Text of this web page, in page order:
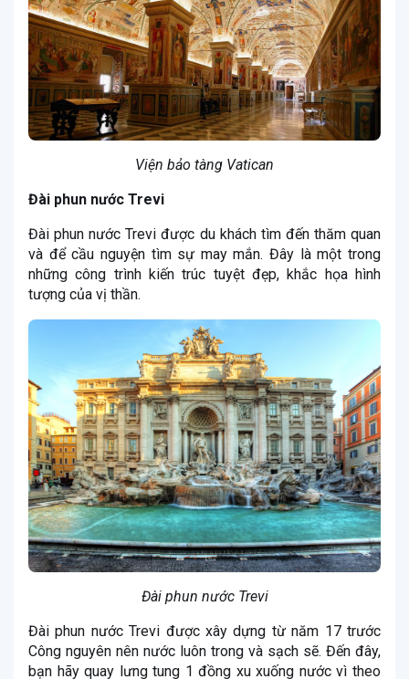
Viện bảo tàng Vatican
Đài phun nước Trevi
Đài phun nước Trevi được du khách tìm đến thăm quan
và để cầu nguyện tìm sự may mắn. Đây là một trong
những công trình kiến trúc tuyệt đẹp, khắc họa hình
tượng của vị thần.
Đài phun nước Trevi
Đài phun nước Trevi được xây dựng từ năm 17 trước
Công nguyên nên nước luôn trong và sạch sẽ. Đến đây,
bạn hãy quay lưng tung 1 đồng xu xuống nước vì theo